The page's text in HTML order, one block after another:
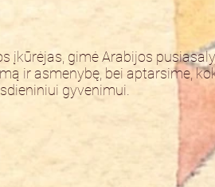
įkūrėjas, gimė Arabijos
ir asmenybę, bei aptarsime,
gyvenimui.